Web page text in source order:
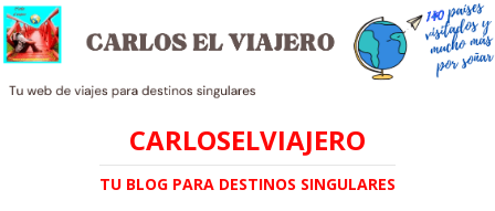
CARLOSELVIAJERO
TU BLOG PARA DESTINOS SINGULARES